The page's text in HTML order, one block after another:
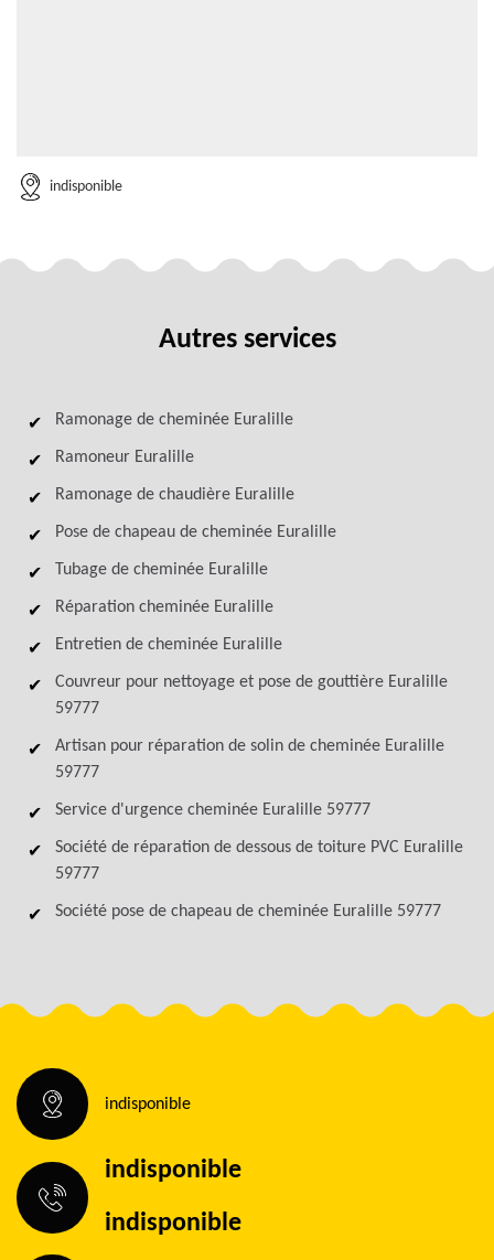
indisponible
Autres services
Ramonage de cheminée Euralille
Ramoneur Euralille
Ramonage de chaudière Euralille
Pose de chapeau de cheminée Euralille
Tubage de cheminée Euralille
Réparation cheminée Euralille
Entretien de cheminée Euralille
Couvreur pour nettoyage et pose de gouttière Euralille
59777
Artisan pour réparation de solin de cheminée Euralille
59777
Service d'urgence cheminée Euralille 59777
Société de réparation de dessous de toiture PVC Euralille
59777
Société pose de chapeau de cheminée Euralille 59777
indisponible
indisponible
indisponible